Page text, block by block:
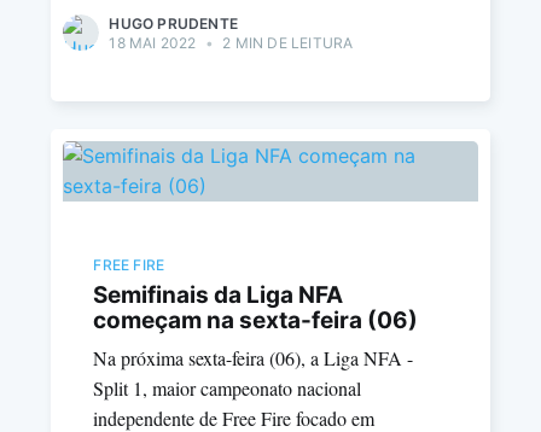
HUGO PRUDENTE
18 MAI 2022 • 2 MIN DE LEITURA
FREE FIRE
Semifinais da Liga NFA
começam na sexta-feira (06)
Na próxima sexta-feira (06), a Liga NFA -
Split 1, maior campeonato nacional
independente de Free Fire focado em